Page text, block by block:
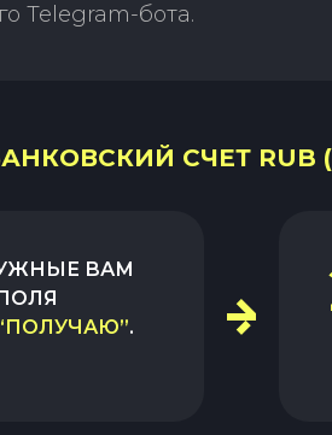
Telegram-бота.
СЧЕТ RUB
ВАМ
.